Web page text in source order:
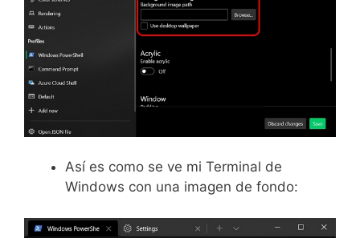
Así es como se ve mi Terminal de
Windows con una imagen de fondo: